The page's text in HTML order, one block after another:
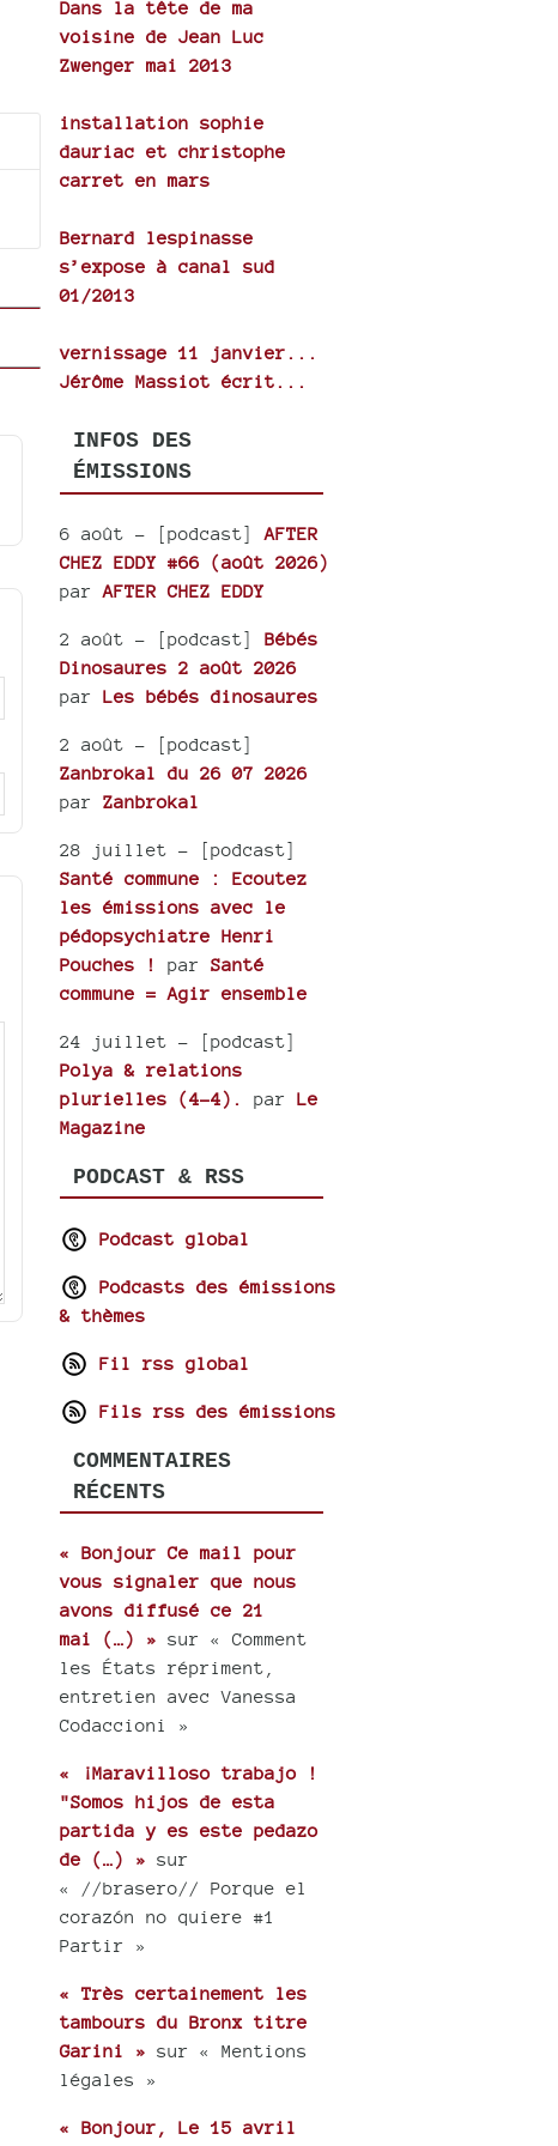
Dans la tête de ma
voisine de Jean Luc
Zwenger mai 2013
installation sophie
dauriac et christophe
carret en mars
Bernard lespinasse
s’expose à canal sud
01/2013
vernissage 11 janvier...
Jérôme Massiot écrit...
INFOS DES
ÉMISSIONS
6 août- [podcast]AFTER
CHEZ EDDY #66 (août 2026)
parAFTER CHEZ EDDY
2 août- [podcast]Bébés
Dinosaures 2 août 2026
parLes bébés dinosaures
2 août- [podcast]
Zanbrokal du 26 07 2026
parZanbrokal
28 juillet- [podcast]
Santé commune : Ecoutez
les émissions avec le
pédopsychiatre Henri
Pouches !
parSanté
commune = Agir ensemble
24 juillet- [podcast]
Polya & relations
plurielles (4-4).
parLe
Magazine
PODCAST & RSS
Podcast global
Podcasts des émissions
& thèmes
Fil rss global
Fils rss des émissions
COMMENTAIRES
RÉCENTS
« Bonjour Ce mail pour
vous signaler que nous
avons diffusé ce 21
mai (…) » sur « Comment
les États répriment,
entretien avec Vanessa
Codaccioni »
« ¡Maravilloso trabajo !
"Somos hijos de esta
partida y es este pedazo
de (…) » sur
« //brasero// Porque el
corazón no quiere #1
Partir »
« Très certainement les
tambours du Bronx titre
Garini » sur « Mentions
légales »
« Bonjour, Le 15 avril